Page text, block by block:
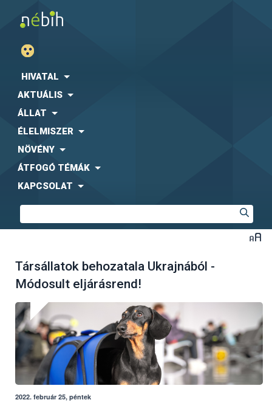
HIVATAL
AKTUÁLIS
ÁLLAT
ÉLELMISZER
NÖVÉNY
ÁTFOGÓ TÉMÁK
KAPCSOLAT
Társállatok behozatala Ukrajnából -
Módosult eljárásrend!
2022. február 25, péntek